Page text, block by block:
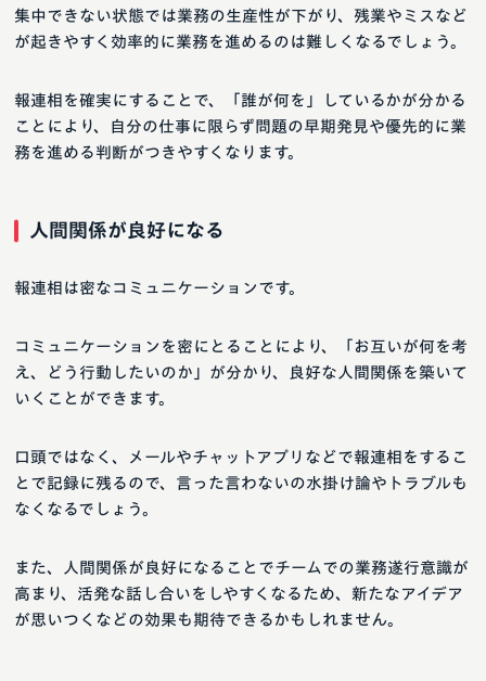
集中できない状態では業務の生産性が下がり、残業やミスなど
が起きやすく効率的に業務を進めるのは難しくなるでしょう。
報連相を確実にすることで、「誰が何を」しているかが分かる
ことにより、自分の仕事に限らず問題の早期発見や優先的に業
務を進める判断がつきやすくなります。
人間関係が良好になる
報連相は密なコミュニケーションです。
コミュニケーションを密にとることにより、「お互いが何を考
え、どう行動したいのか」が分かり、良好な人間関係を築いて
いくことができます。
口頭ではなく、メールやチャットアプリなどで報連相をするこ
とで記録に残るので、言った言わないの水掛け論やトラブルも
なくなるでしょう。
また、人間関係が良好になることでチームでの業務遂行意識が
高まり、活発な話し合いをしやすくなるため、新たなアイデア
が思いつくなどの効果も期待できるかもしれません。